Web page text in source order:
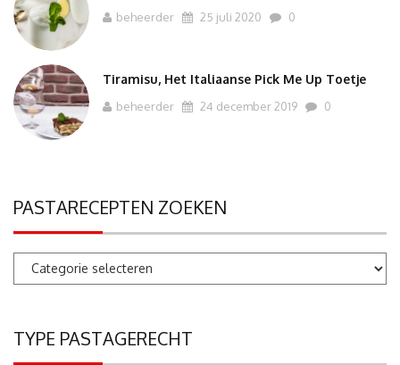
beheerder 25 juli 2020 0
Tiramisu, Het Italiaanse Pick Me Up Toetje
beheerder 24 december 2019 0
PASTARECEPTEN ZOEKEN
Pastarecepten
TYPE PASTAGERECHT